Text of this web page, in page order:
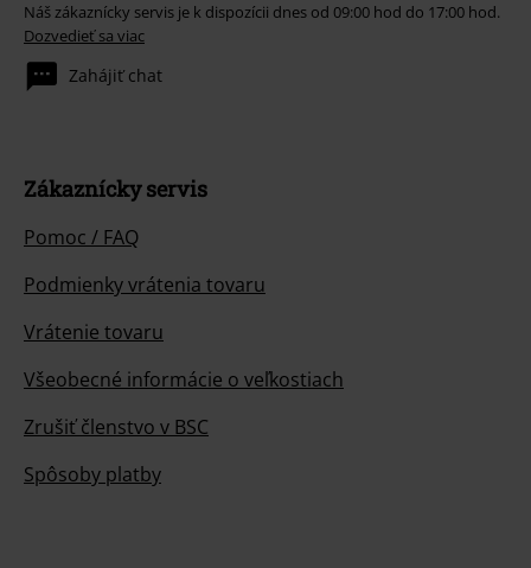
Náš zákaznícky servis je k dispozícii dnes od 09:00 hod do 17:00 hod.
Dozvedieť sa viac
Zahájiť chat
Zákaznícky servis
Pomoc / FAQ
Podmienky vrátenia tovaru
Vrátenie tovaru
Všeobecné informácie o veľkostiach
Zrušiť členstvo v BSC
Spôsoby platby